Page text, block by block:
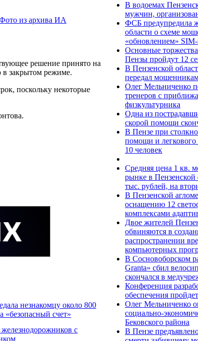
решение принято на
в закрытом режиме.
поскольку некоторые
незнакомцу около 800
«безопасный счет»
с
В водоемах
мужчин,
ФСБ предупредила
области о схеме
«обновлением»
Основные
Пензы пройдут 12
В Пензенской
передал
Олег Мельниченко
тренеров с
физкультурника
Одна из
скорой помощи
В Пензе при
помощи и легкового
10 человек
Средняя цена 1 кв.
рынке в Пензенской
тыс. рублей, на
В Пензенской
оснащению 12
комплексами
Двое жителей
обвиняются в
распространении
компьютерных
В Сосновоборском
Granta» сбил
скончался в
Конференция
обеспечения
Олег Мельниченко
социально-
Бековского района
В Пензе